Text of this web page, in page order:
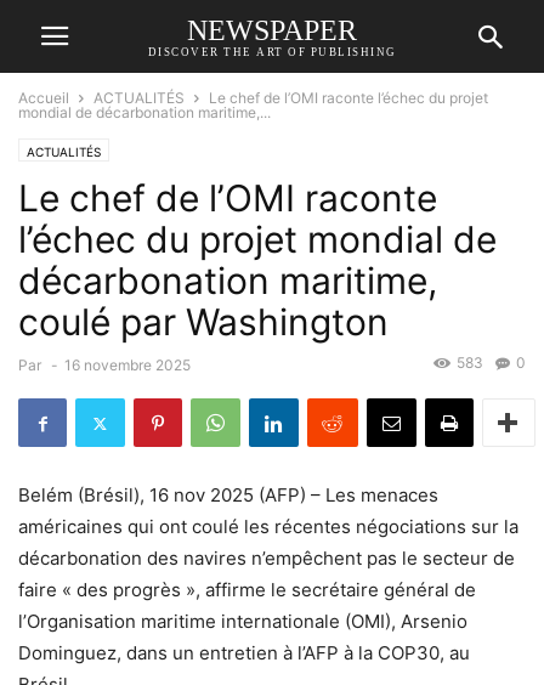
NEWSPAPER
DISCOVER THE ART OF PUBLISHING
Accueil ACTUALITÉS
Le chef de l’OMI raconte l’échec du projet
mondial de décarbonation maritime,...
ACTUALITÉS
Le chef de l’OMI raconte
l’échec du projet mondial de
décarbonation maritime,
coulé par Washington
Par - 16 novembre 2025 0
583
Belém (Brésil), 16 nov 2025 (AFP) – Les menaces
américaines qui ont coulé les récentes négociations sur la
décarbonation des navires n’empêchent pas le secteur de
faire « des progrès », affirme le secrétaire général de
l’Organisation maritime internationale (OMI), Arsenio
Dominguez, dans un entretien à l’AFP à la COP30, au